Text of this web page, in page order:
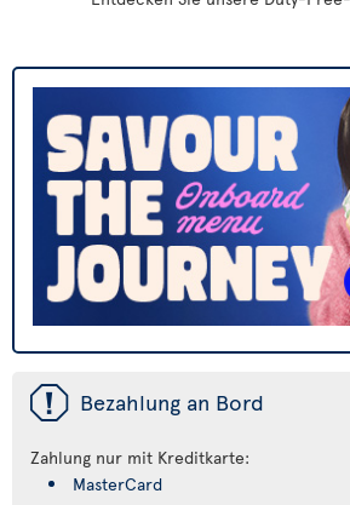
ü Bezahlung an Bord
Zahlung nur mit Kreditkarte:
MasterCard